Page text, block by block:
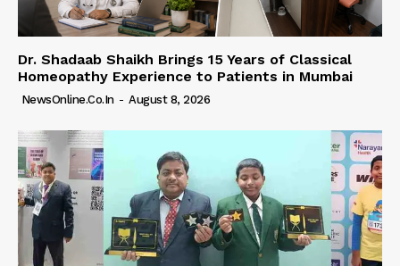
Dr. Shadaab Shaikh Brings 15 Years of Classical
Homeopathy Experience to Patients in Mumbai
NewsOnline.co.in - August 8, 2026